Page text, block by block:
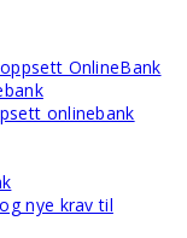
OnlineBank
onlinebank
nye krav til